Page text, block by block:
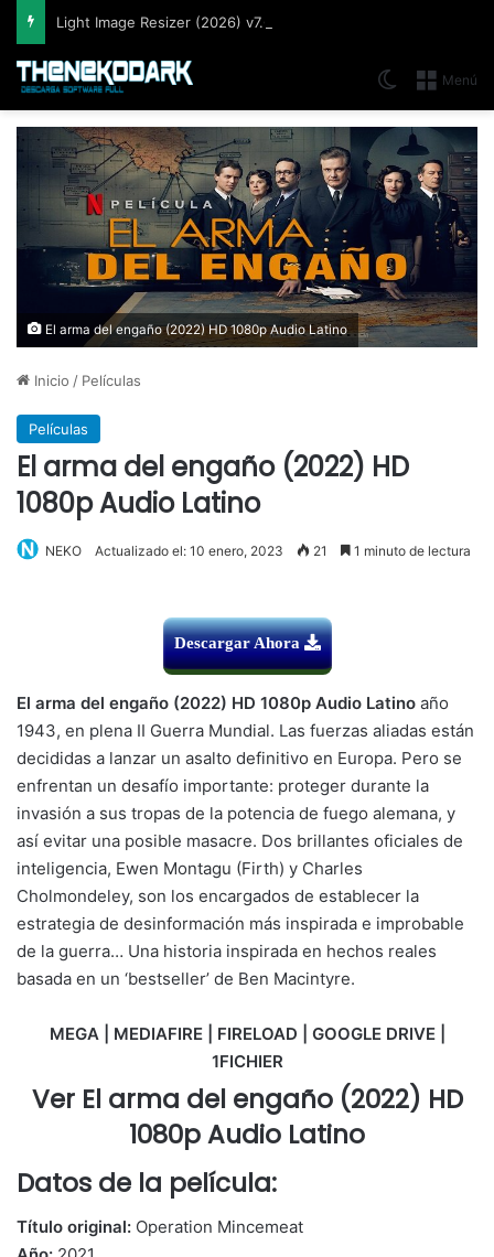
Menú
Switch skin
El arma del engaño (2022) HD 1080p Audio Latino
Inicio / Películas
Películas
El arma del engaño (2022) HD
1080p Audio Latino
NEKO Actualizado el: 10 enero, 2023 21 1 minuto de lectura
Descargar Ahora
El arma del engaño (2022) HD 1080p Audio Latino año
1943, en plena II Guerra Mundial. Las fuerzas aliadas están
decididas a lanzar un asalto definitivo en Europa. Pero se
enfrentan un desafío importante: proteger durante la
invasión a sus tropas de la potencia de fuego alemana, y
así evitar una posible masacre. Dos brillantes oficiales de
inteligencia, Ewen Montagu (Firth) y Charles
Cholmondeley, son los encargados de establecer la
estrategia de desinformación más inspirada e improbable
de la guerra… Una historia inspirada en hechos reales
basada en un ‘bestseller’ de Ben Macintyre.
MEGA | MEDIAFIRE | FIRELOAD | GOOGLE DRIVE |
1FICHIER
Ver El arma del engaño (2022) HD
1080p Audio Latino
Datos de la película:
Título original: Operation Mincemeat